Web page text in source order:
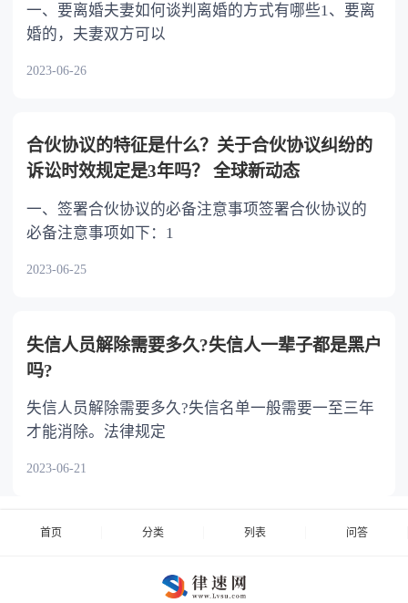
一、要离婚夫妻如何谈判离婚的方式有哪些1、要离
婚的，夫妻双方可以
2023-06-26
合伙协议的特征是什么？关于合伙协议纠纷的
诉讼时效规定是3年吗？ 全球新动态
一、签署合伙协议的必备注意事项签署合伙协议的
必备注意事项如下：1
2023-06-25
失信人员解除需要多久?失信人一辈子都是黑户
吗?
失信人员解除需要多久?失信名单一般需要一至三年
才能消除。法律规定
2023-06-21
首页 分类 列表 问答